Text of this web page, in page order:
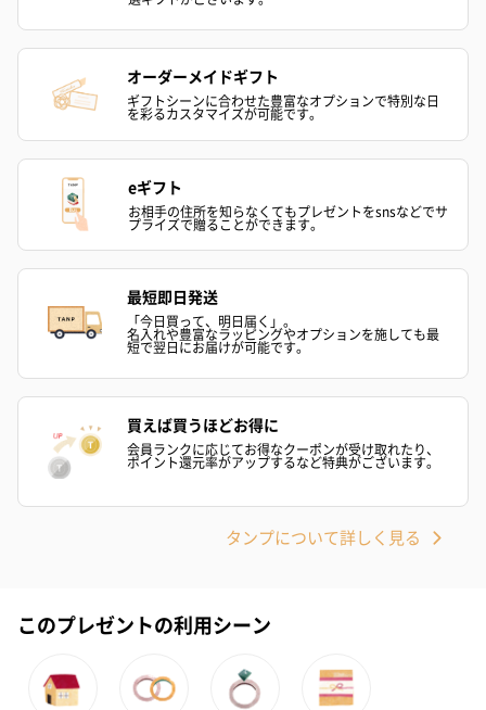
ゼリーバウム カット
（レモン＆紅茶）（432
麦わらパンダバウム
（バナナ味）（540円）
ェ〜国産フル
スキンケアグッズ
スキンケアグッズを同梱してお届けします。
ハンドクリーム3本セッ
ト【ありがとう】
シャワージェル＆ハン
ドクリーム（ピンクグ
シャワージェ
ドクリーム（
リラックスグッズを同梱してお届けします。
オーダーメイドギフト
ギフトシーンに合わせた豊富なオプションで特別な日
を彩るカスタマイズが可能です。
eギフト
お相手の住所を知らなくてもプレゼントをsnsなどでサ
プライズで贈ることができます。
最短即日発送
「今日買って、明日届く」。
名入れや豊富なラッピングやオプションを施しても最
短で翌日にお届けが可能です。
買えば買うほどお得に
会員ランクに応じてお得なクーポンが受け取れたり、
ポイント還元率がアップするなど特典がございます。
タンプについて詳しく見る
このプレゼントの利用シーン